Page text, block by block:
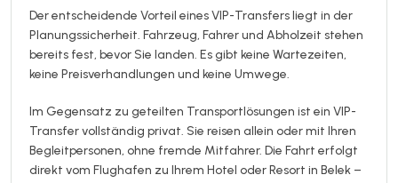
Der entscheidende Vorteil eines VIP-Transfers liegt in der
Planungssicherheit. Fahrzeug, Fahrer und Abholzeit stehen
bereits fest, bevor Sie landen. Es gibt keine Wartezeiten,
keine Preisverhandlungen und keine Umwege.
Im Gegensatz zu geteilten Transportlösungen ist ein VIP-
Transfer vollständig privat. Sie reisen allein oder mit Ihren
Begleitpersonen, ohne fremde Mitfahrer. Die Fahrt erfolgt
direkt vom Flughafen zu Ihrem Hotel oder Resort in Belek –